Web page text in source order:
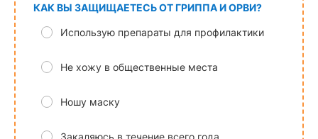
КАК ВЫ ЗАЩИЩАЕТЕСЬ ОТ ГРИППА И ОРВИ?
Использую препараты для профилактики
Не хожу в общественные места
Ношу маску
Закаляюсь в течение всего года